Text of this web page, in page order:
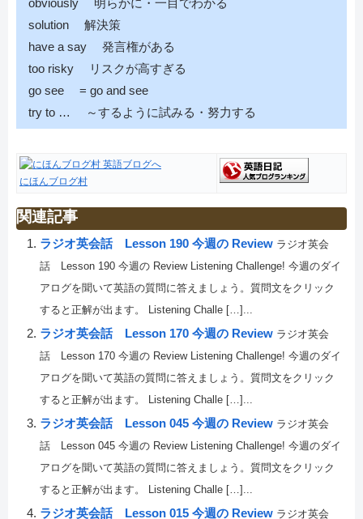
solution 解決策
have a say 発言権がある
too risky リスクが高すぎる
go see = go and see
try to … ～するように試みる・努力する
にほんブログ村
関連記事
ラジオ英会話 Lesson 190 今週の Review ラジオ英会
話 Lesson 190 今週の Review Listening Challenge! 今週のダイ
アログを聞いて英語の質問に答えましょう。質問文をクリック
すると正解が出ます。 Listening Challe […]...
ラジオ英会話 Lesson 170 今週の Review ラジオ英会
話 Lesson 170 今週の Review Listening Challenge! 今週のダイ
アログを聞いて英語の質問に答えましょう。質問文をクリック
すると正解が出ます。 Listening Challe […]...
ラジオ英会話 Lesson 045 今週の Review ラジオ英会
話 Lesson 045 今週の Review Listening Challenge! 今週のダイ
アログを聞いて英語の質問に答えましょう。質問文をクリック
すると正解が出ます。 Listening Challe […]...
ラジオ英会話 Lesson 015 今週の Review ラジオ英会